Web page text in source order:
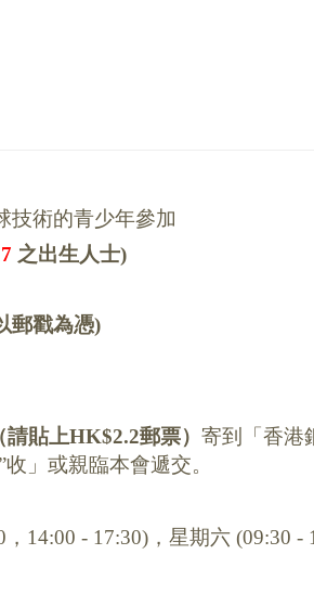
技術的青少年參加
之出生人士)
郵戳為憑)
請貼上HK$2.2郵票） 寄到「香港
」或親臨本會遞交。
， 14:00 - 17:30) ，星期六 (09:30 -